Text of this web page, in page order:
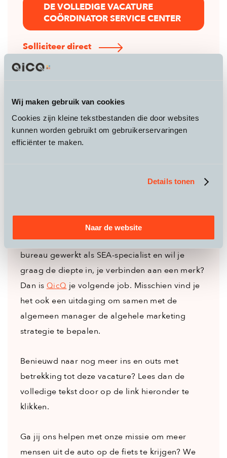
Wij maken gebruik van cookies
Cookies zijn kleine tekstbestanden die door websites
kunnen worden gebruikt om gebruikerservaringen
efficiënter te maken.
Details tonen
Naar de website
DE VOLLEDIGE VACATURE
COÖRDINATOR SERVICE CENTER
Solliciteer direct
Je likt je vingers af van
deze data te vertalen naar steeds slimmer
ingerichte paid campaigns? Heb je bij een
bureau gewerkt als SEA-specialist en wil je
graag de diepte in, je verbinden aan een merk?
Dan is QicQ je volgende job. Misschien vind je
het ook een uitdaging om samen met de
algemeen manager de algehele marketing
strategie te bepalen.
Benieuwd naar nog meer ins en outs met
betrekking tot deze vacature? Lees dan de
volledige tekst door op de link hieronder te
klikken.
Ga jij ons helpen met onze missie om meer
mensen uit de auto op de fiets te krijgen? We